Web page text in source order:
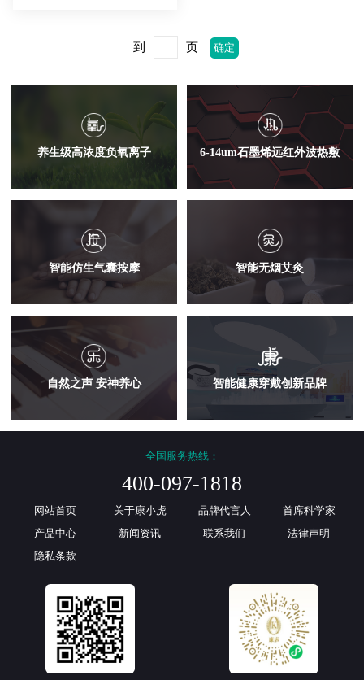
到 页
养生级高浓度负氧离子 6-14um石墨烯远红外波热敷
智能仿生气囊按摩 智能无烟艾灸
自然之声 安神养心 智能健康穿戴创新品牌
全国服务热线：
400-097-1818
网站首页 关于康小虎 品牌代言人
首席科学家
产品中心
新闻资讯 联系我们
法律声明
隐私条款